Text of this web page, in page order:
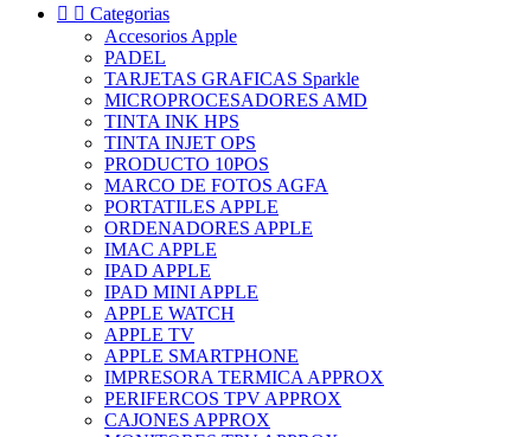
  Categorias
Accesorios Apple
PADEL
TARJETAS GRAFICAS Sparkle
MICROPROCESADORES AMD
TINTA INK HPS
TINTA INJET OPS
PRODUCTO 10POS
MARCO DE FOTOS AGFA
PORTATILES APPLE
ORDENADORES APPLE
IMAC APPLE
IPAD APPLE
IPAD MINI APPLE
APPLE WATCH
APPLE TV
APPLE SMARTPHONE
IMPRESORA TERMICA APPROX
PERIFERCOS TPV APPROX
CAJONES APPROX